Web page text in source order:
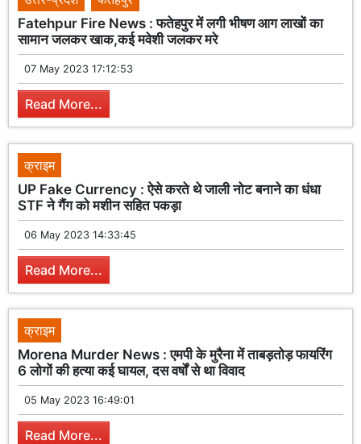
Fatehpur Fire News : फतेहपुर में लगी भीषण आग लाखों का
सामान जलकर खाक,कई मवेशी जलकर मरे
07 May 2023 17:12:53
Read More...
क्राइम
UP Fake Currency : ऐसे करते थे जाली नोट बनाने का धंधा
STF ने गैंग को मशीन सहित पकड़ा
06 May 2023 14:33:45
Read More...
क्राइम
Morena Murder News : एमपी के मुरैना में ताबड़तोड़ फायरिंग
6 लोगों की हत्या कई घायल, दस वर्षों से था विवाद
05 May 2023 16:49:01
Read More...